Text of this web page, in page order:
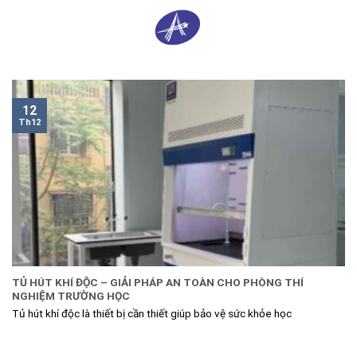
TỦ HÚT KHÍ ĐỘC – GIẢI PHÁP AN TOÀN CHO PHÒNG THÍ
NGHIỆM TRƯỜNG HỌC
Tủ hút khí độc là thiết bị cần thiết giúp bảo vệ sức khỏe học
12
Th12